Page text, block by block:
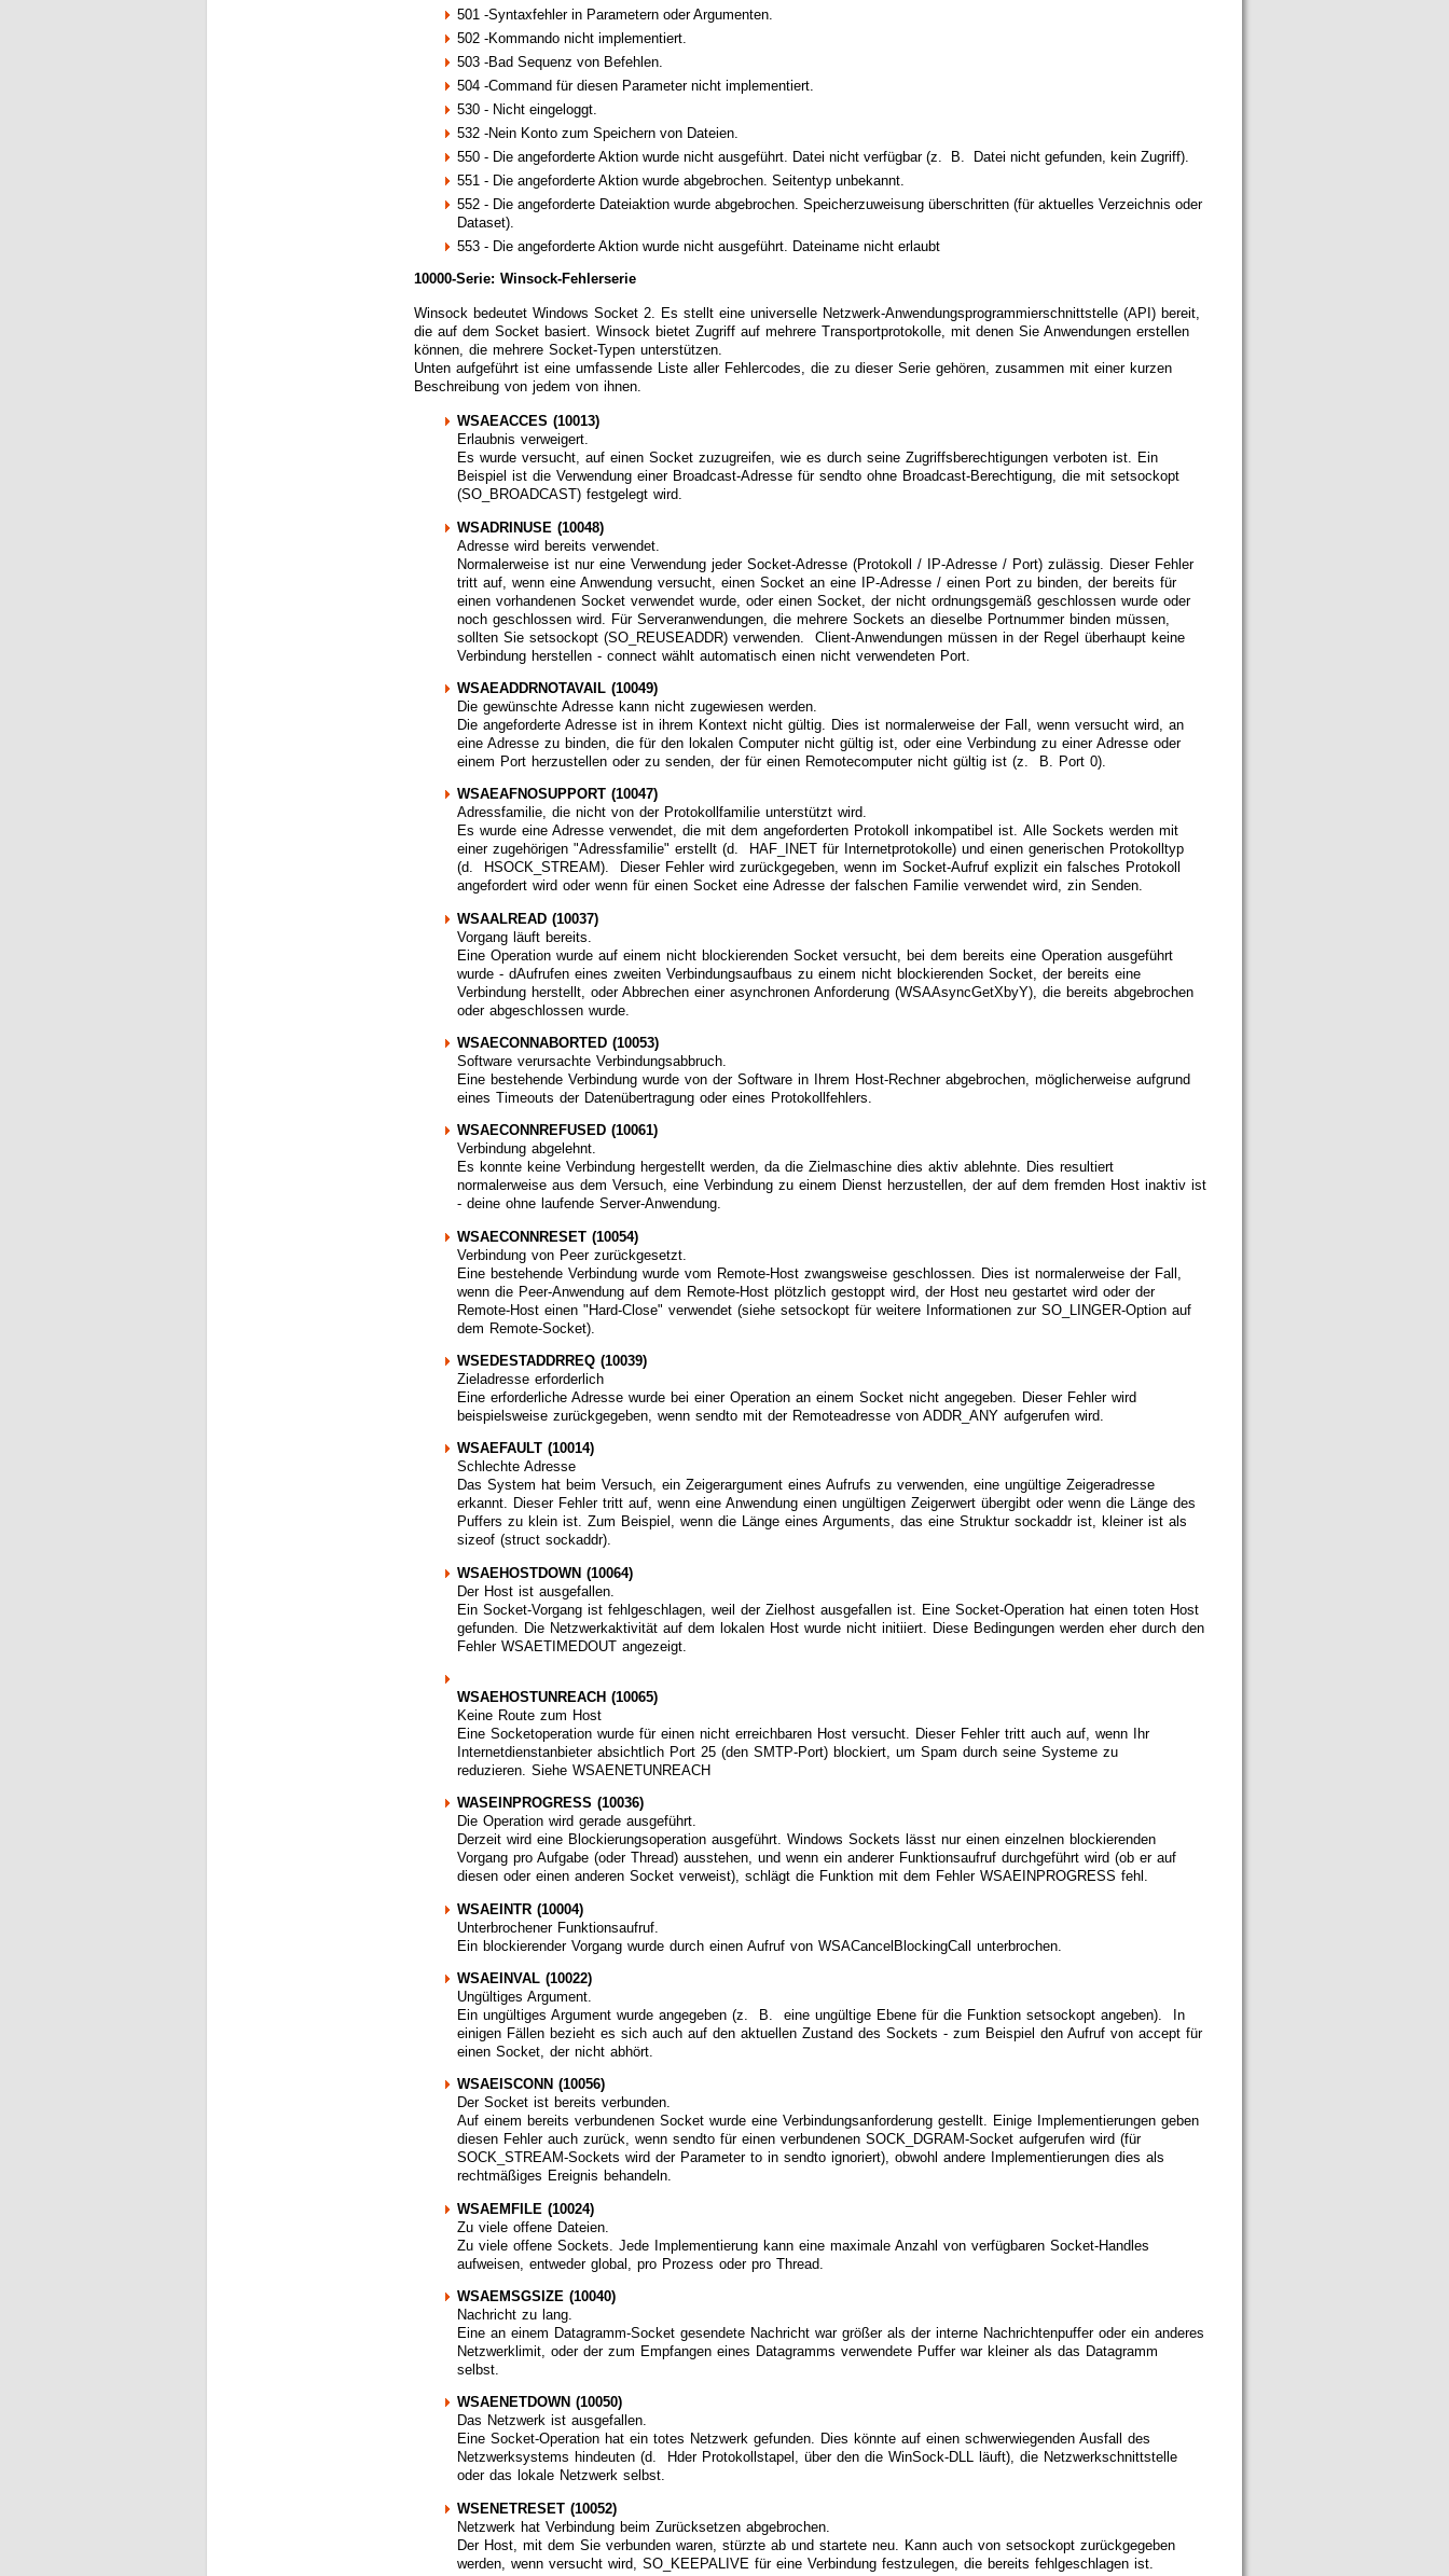
501 -Syntaxfehler in Parametern oder Argumenten.
502 -Kommando nicht implementiert.
503 -Bad Sequenz von Befehlen.
504 -Command für diesen Parameter nicht implementiert.
530 - Nicht eingeloggt.
532 -Nein Konto zum Speichern von Dateien.
550 - Die angeforderte Aktion wurde nicht ausgeführt. Datei nicht verfügbar (z. B. Datei nicht gefunden, kein Zugriff).
551 - Die angeforderte Aktion wurde abgebrochen. Seitentyp unbekannt.
552 - Die angeforderte Dateiaktion wurde abgebrochen. Speicherzuweisung überschritten (für aktuelles Verzeichnis oder
Dataset).
553 - Die angeforderte Aktion wurde nicht ausgeführt. Dateiname nicht erlaubt
10000-Serie: Winsock-Fehlerserie
Winsock bedeutet Windows Socket 2. Es stellt eine universelle Netzwerk-Anwendungsprogrammierschnittstelle (API) bereit,
die auf dem Socket basiert. Winsock bietet Zugriff auf mehrere Transportprotokolle, mit denen Sie Anwendungen erstellen
können, die mehrere Socket-Typen unterstützen.
Unten aufgeführt ist eine umfassende Liste aller Fehlercodes, die zu dieser Serie gehören, zusammen mit einer kurzen
Beschreibung von jedem von ihnen.
WSAEACCES (10013)
Erlaubnis verweigert.
Es wurde versucht, auf einen Socket zuzugreifen, wie es durch seine Zugriffsberechtigungen verboten ist. Ein
Beispiel ist die Verwendung einer Broadcast-Adresse für sendto ohne Broadcast-Berechtigung, die mit setsockopt
(SO_BROADCAST) festgelegt wird.
WSADRINUSE (10048)
Adresse wird bereits verwendet.
Normalerweise ist nur eine Verwendung jeder Socket-Adresse (Protokoll / IP-Adresse / Port) zulässig. Dieser Fehler
tritt auf, wenn eine Anwendung versucht, einen Socket an eine IP-Adresse / einen Port zu binden, der bereits für
einen vorhandenen Socket verwendet wurde, oder einen Socket, der nicht ordnungsgemäß geschlossen wurde oder
noch geschlossen wird. Für Serveranwendungen, die mehrere Sockets an dieselbe Portnummer binden müssen,
sollten Sie setsockopt (SO_REUSEADDR) verwenden. Client-Anwendungen müssen in der Regel überhaupt keine
Verbindung herstellen - connect wählt automatisch einen nicht verwendeten Port.
WSAEADDRNOTAVAIL (10049)
Die gewünschte Adresse kann nicht zugewiesen werden.
Die angeforderte Adresse ist in ihrem Kontext nicht gültig. Dies ist normalerweise der Fall, wenn versucht wird, an
eine Adresse zu binden, die für den lokalen Computer nicht gültig ist, oder eine Verbindung zu einer Adresse oder
einem Port herzustellen oder zu senden, der für einen Remotecomputer nicht gültig ist (z. B. Port 0).
WSAEAFNOSUPPORT (10047)
Adressfamilie, die nicht von der Protokollfamilie unterstützt wird.
Es wurde eine Adresse verwendet, die mit dem angeforderten Protokoll inkompatibel ist. Alle Sockets werden mit
einer zugehörigen "Adressfamilie" erstellt (d. HAF_INET für Internetprotokolle) und einen generischen Protokolltyp
(d. HSOCK_STREAM). Dieser Fehler wird zurückgegeben, wenn im Socket-Aufruf explizit ein falsches Protokoll
angefordert wird oder wenn für einen Socket eine Adresse der falschen Familie verwendet wird, zin Senden.
WSAALREAD (10037)
Vorgang läuft bereits.
Eine Operation wurde auf einem nicht blockierenden Socket versucht, bei dem bereits eine Operation ausgeführt
wurde - dAufrufen eines zweiten Verbindungsaufbaus zu einem nicht blockierenden Socket, der bereits eine
Verbindung herstellt, oder Abbrechen einer asynchronen Anforderung (WSAAsyncGetXbyY), die bereits abgebrochen
oder abgeschlossen wurde.
WSAECONNABORTED (10053)
Software verursachte Verbindungsabbruch.
Eine bestehende Verbindung wurde von der Software in Ihrem Host-Rechner abgebrochen, möglicherweise aufgrund
eines Timeouts der Datenübertragung oder eines Protokollfehlers.
WSAECONNREFUSED (10061)
Verbindung abgelehnt.
Es konnte keine Verbindung hergestellt werden, da die Zielmaschine dies aktiv ablehnte. Dies resultiert
normalerweise aus dem Versuch, eine Verbindung zu einem Dienst herzustellen, der auf dem fremden Host inaktiv ist
- deine ohne laufende Server-Anwendung.
WSAECONNRESET (10054)
Verbindung von Peer zurückgesetzt.
Eine bestehende Verbindung wurde vom Remote-Host zwangsweise geschlossen. Dies ist normalerweise der Fall,
wenn die Peer-Anwendung auf dem Remote-Host plötzlich gestoppt wird, der Host neu gestartet wird oder der
Remote-Host einen "Hard-Close" verwendet (siehe setsockopt für weitere Informationen zur SO_LINGER-Option auf
dem Remote-Socket).
WSEDESTADDRREQ (10039)
Zieladresse erforderlich
Eine erforderliche Adresse wurde bei einer Operation an einem Socket nicht angegeben. Dieser Fehler wird
beispielsweise zurückgegeben, wenn sendto mit der Remoteadresse von ADDR_ANY aufgerufen wird.
WSAEFAULT (10014)
Schlechte Adresse
Das System hat beim Versuch, ein Zeigerargument eines Aufrufs zu verwenden, eine ungültige Zeigeradresse
erkannt. Dieser Fehler tritt auf, wenn eine Anwendung einen ungültigen Zeigerwert übergibt oder wenn die Länge des
Puffers zu klein ist. Zum Beispiel, wenn die Länge eines Arguments, das eine Struktur sockaddr ist, kleiner ist als
sizeof (struct sockaddr).
WSAEHOSTDOWN (10064)
Der Host ist ausgefallen.
Ein Socket-Vorgang ist fehlgeschlagen, weil der Zielhost ausgefallen ist. Eine Socket-Operation hat einen toten Host
gefunden. Die Netzwerkaktivität auf dem lokalen Host wurde nicht initiiert. Diese Bedingungen werden eher durch den
Fehler WSAETIMEDOUT angezeigt.
WSAEHOSTUNREACH (10065)
Keine Route zum Host
Eine Socketoperation wurde für einen nicht erreichbaren Host versucht. Dieser Fehler tritt auch auf, wenn Ihr
Internetdienstanbieter absichtlich Port 25 (den SMTP-Port) blockiert, um Spam durch seine Systeme zu
reduzieren. Siehe WSAENETUNREACH
WASEINPROGRESS (10036)
Die Operation wird gerade ausgeführt.
Derzeit wird eine Blockierungsoperation ausgeführt. Windows Sockets lässt nur einen einzelnen blockierenden
Vorgang pro Aufgabe (oder Thread) ausstehen, und wenn ein anderer Funktionsaufruf durchgeführt wird (ob er auf
diesen oder einen anderen Socket verweist), schlägt die Funktion mit dem Fehler WSAEINPROGRESS fehl.
WSAEINTR (10004)
Unterbrochener Funktionsaufruf.
Ein blockierender Vorgang wurde durch einen Aufruf von WSACancelBlockingCall unterbrochen.
WSAEINVAL (10022)
Ungültiges Argument.
Ein ungültiges Argument wurde angegeben (z. B. eine ungültige Ebene für die Funktion setsockopt angeben). In
einigen Fällen bezieht es sich auch auf den aktuellen Zustand des Sockets - zum Beispiel den Aufruf von accept für
einen Socket, der nicht abhört.
WSAEISCONN (10056)
Der Socket ist bereits verbunden.
Auf einem bereits verbundenen Socket wurde eine Verbindungsanforderung gestellt. Einige Implementierungen geben
diesen Fehler auch zurück, wenn sendto für einen verbundenen SOCK_DGRAM-Socket aufgerufen wird (für
SOCK_STREAM-Sockets wird der Parameter to in sendto ignoriert), obwohl andere Implementierungen dies als
rechtmäßiges Ereignis behandeln.
WSAEMFILE (10024)
Zu viele offene Dateien.
Zu viele offene Sockets. Jede Implementierung kann eine maximale Anzahl von verfügbaren Socket-Handles
aufweisen, entweder global, pro Prozess oder pro Thread.
WSAEMSGSIZE (10040)
Nachricht zu lang.
Eine an einem Datagramm-Socket gesendete Nachricht war größer als der interne Nachrichtenpuffer oder ein anderes
Netzwerklimit, oder der zum Empfangen eines Datagramms verwendete Puffer war kleiner als das Datagramm
selbst.
WSAENETDOWN (10050)
Das Netzwerk ist ausgefallen.
Eine Socket-Operation hat ein totes Netzwerk gefunden. Dies könnte auf einen schwerwiegenden Ausfall des
Netzwerksystems hindeuten (d. Hder Protokollstapel, über den die WinSock-DLL läuft), die Netzwerkschnittstelle
oder das lokale Netzwerk selbst.
WSENETRESET (10052)
Netzwerk hat Verbindung beim Zurücksetzen abgebrochen.
Der Host, mit dem Sie verbunden waren, stürzte ab und startete neu. Kann auch von setsockopt zurückgegeben
werden, wenn versucht wird, SO_KEEPALIVE für eine Verbindung festzulegen, die bereits fehlgeschlagen ist.